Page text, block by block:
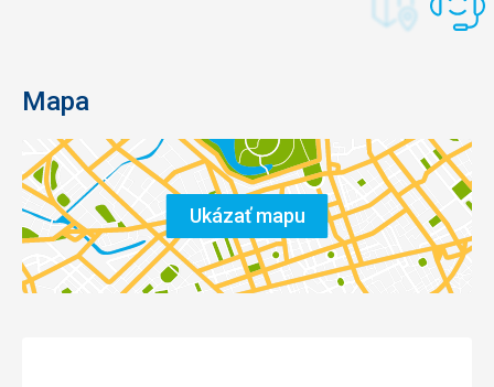
Mapa
Ukázať mapu